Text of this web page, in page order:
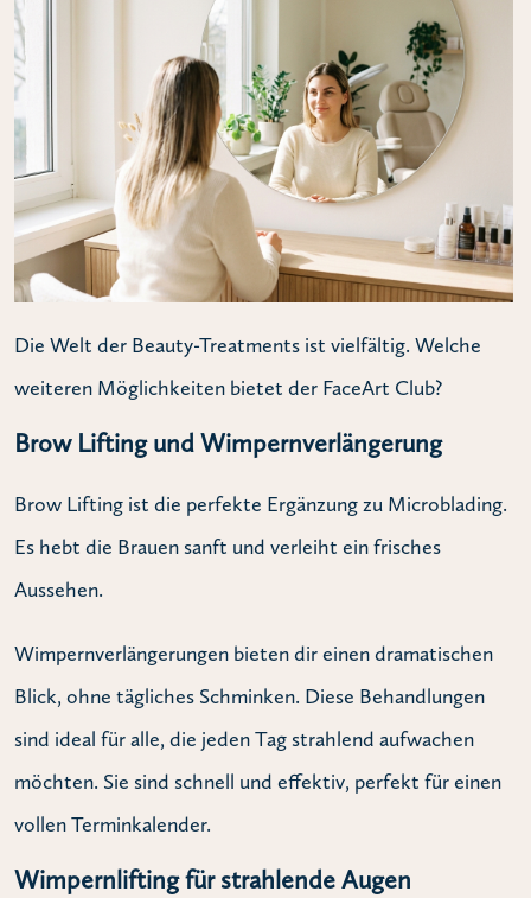
Die Welt der Beauty-Treatments ist vielfältig. Welche
weiteren Möglichkeiten bietet der FaceArt Club?
Brow Lifting und Wimpernverlängerung
Brow Lifting ist die perfekte Ergänzung zu Microblading.
Es hebt die Brauen sanft und verleiht ein frisches
Aussehen.
Wimpernverlängerungen bieten dir einen dramatischen
Blick, ohne tägliches Schminken. Diese Behandlungen
sind ideal für alle, die jeden Tag strahlend aufwachen
möchten. Sie sind schnell und effektiv, perfekt für einen
vollen Terminkalender.
Wimpernlifting für strahlende Augen